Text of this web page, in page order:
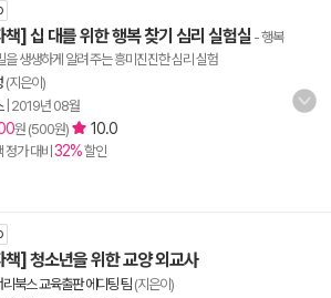
책] 십 대를 위한 행복 찾기 심리 실험실 - 행복
을 생생하게 알려 주는 흥미진진한 심리 실험
(지은이)
| 2019년 08월
원 (500원) 10.0
정가 대비 32%할인
책] 청소년을 위한 교양 외교사
북스 교육출판 에디팅 팀 (지은이)